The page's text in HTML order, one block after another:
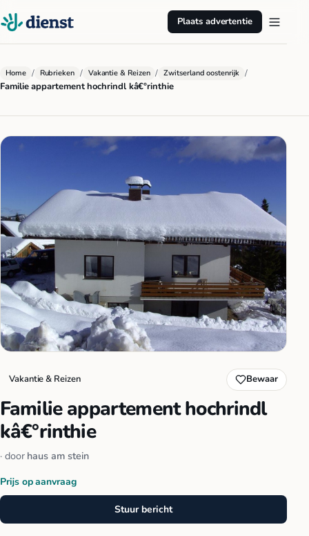
Plaats advertentie
Home / Rubrieken / Vakantie & Reizen / Zwitserland oostenrijk /
Familie appartement hochrindl kâ€°rinthie
Vakantie & Reizen Bewaar
Familie appartement hochrindl
kâ€°rinthie
· door haus am stein
Prijs op aanvraag
Stuur bericht